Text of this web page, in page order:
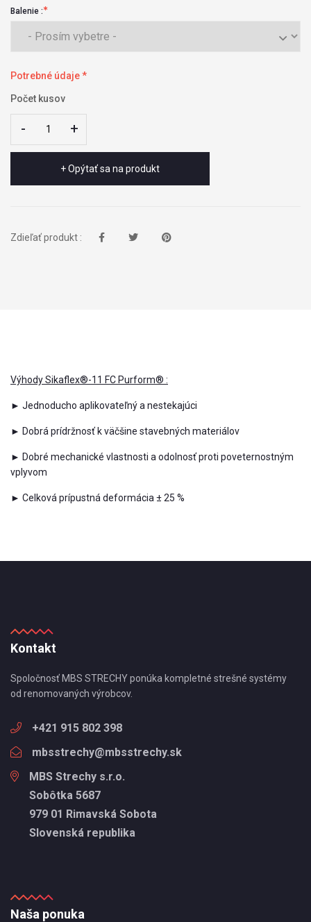
Balenie :
Potrebné údaje *
Počet kusov
- +
- +
+ Opýtať sa na produkt
Zdieľať produkt :
Výhody Sikaflex®-11 FC Purform® :
► Jednoducho aplikovateľný a nestekajúci
► Dobrá prídržnosť k väčšine stavebných materiálov
► Dobré mechanické vlastnosti a odolnosť proti poveternostným
vplyvom
► Celková prípustná deformácia ± 25 %
Kontakt
Spoločnosť MBS STRECHY ponúka kompletné strešné systémy
od renomovaných výrobcov.
+421 915 802 398
mbsstrechy@mbsstrechy.sk
MBS Strechy s.r.o.
Sobôtka 5687
979 01 Rimavská Sobota
Slovenská republika
Naša ponuka